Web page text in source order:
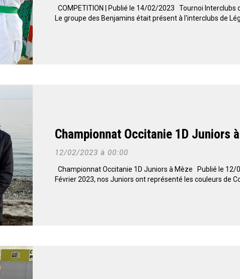
COMPETITION | Publié le 14/02/2023 Tournoi Interclubs
Le groupe des Benjamins était présent à l'interclubs de
Championnat Occitanie 1D Juniors
12/02/2023 à 00:00
Championnat Occitanie 1D Juniors à Mèze Publié le
Février 2023, nos Juniors ont représenté les couleurs de